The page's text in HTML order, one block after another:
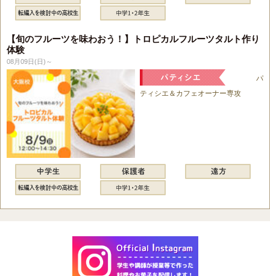
【旬のフルーツを味わおう！】トロピカルフルーツタルト作り
体験
08月09日(日)～
パ
ティシエ＆カフェオーナー専攻